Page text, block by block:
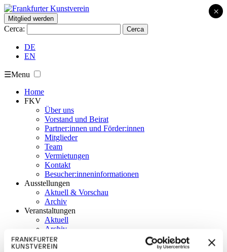
Mitglied werden
Cerca:
DE
EN
☰Menu
Home
FKV
Über uns
Vorstand und Beirat
Partner:innen und Förder:innen
Mitglieder
Team
Vermietungen
Kontakt
Besucher:inneninformationen
Ausstellungen
Aktuell & Vorschau
Archiv
Veranstaltungen
Aktuell
Archiv
Vermittlung
Führungen und Workshops
×